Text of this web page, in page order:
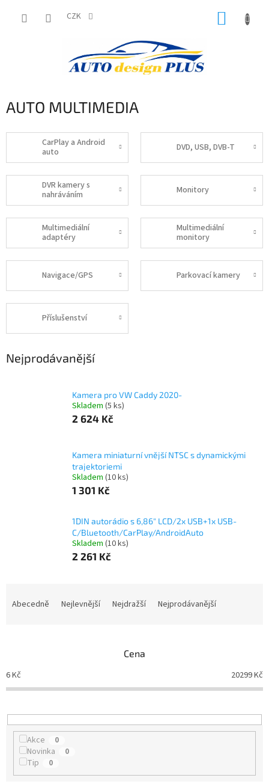
CZK
AUTO MULTIMEDIA
CarPlay a Android
auto
DVD, USB, DVB-T
DVR kamery s
nahráváním
Monitory
Multimediální
adaptéry
Multimediální
monitory
Navigace/GPS Parkovací kamery
Příslušenství
Nejprodávanější
Kamera pro VW Caddy 2020-
Skladem (5 ks)
2 624 Kč
Kamera miniaturní vnější NTSC s dynamickými
trajektoriemi
Skladem (10 ks)
1 301 Kč
1DIN autorádio s 6,86" LCD/2x USB+1x USB-
C/Bluetooth/CarPlay/AndroidAuto
Skladem (10 ks)
2 261 Kč
p
r
o
u
Abecedně Nejlevnější Nejdražší Nejprodávanější
Cena
6Kč 20299Kč
Akce 0
Novinka 0
Tip 0